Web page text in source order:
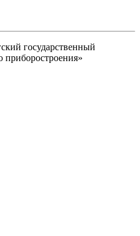
государственный
приборостроения»